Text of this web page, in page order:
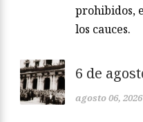
prohibidos,
los cauces.
6 de
agosto 06, 2026